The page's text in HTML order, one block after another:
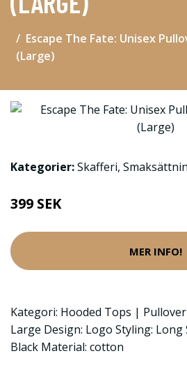
Escape The Fate: Unisex
(Large)
Kategorier:Skafferi,
399 SEK
MER INFO!
Kategori: Hooded Tops |
Large Design: Logo Styling: Long
Black Material: cotton